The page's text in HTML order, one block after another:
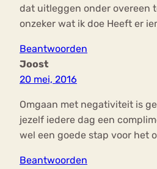
dat uitleggen onder overeen
onzeker wat ik doe Heeft er
Beantwoorden
Joost
20 mei, 2016
Omgaan met negativiteit is
jezelf iedere dag een
wel een goede stap voor het
Beantwoorden